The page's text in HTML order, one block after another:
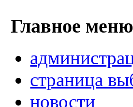
Главное меню
страница
новости